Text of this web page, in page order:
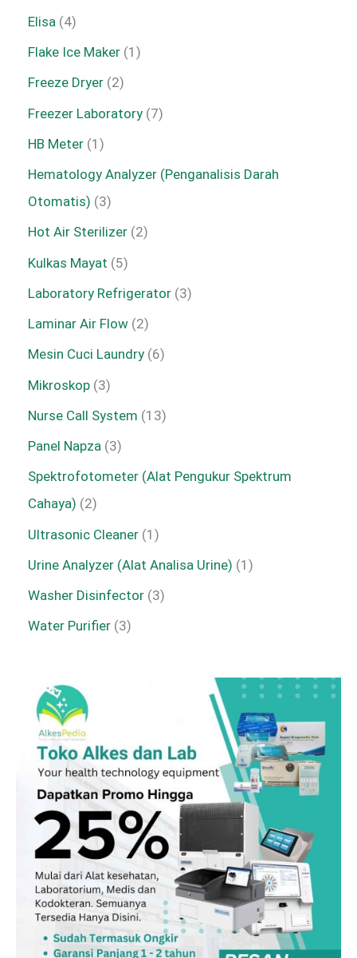
Elisa 4
Flake Ice Maker 1
Freeze Dryer 2
Freezer Laboratory 7
HB Meter 1
Hematology Analyzer (Penganalisis Darah
Otomatis) 3
Hot Air Sterilizer 2
Kulkas Mayat 5
Laboratory Refrigerator 3
Laminar Air Flow 2
Mesin Cuci Laundry 6
Mikroskop 3
Nurse Call System 13
Panel Napza 3
Spektrofotometer (Alat Pengukur Spektrum
Cahaya) 2
Ultrasonic Cleaner 1
Urine Analyzer (Alat Analisa Urine) 1
Washer Disinfector 3
Water Purifier 3